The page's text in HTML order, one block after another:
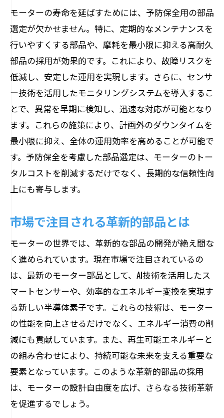
モーターの寿命を延ばすためには、予防保全用の部品
選定が欠かせません。特に、定期的なメンテナンスを
行いやすくする部品や、摩耗を最小限に抑える高耐久
部品の採用が効果的です。これにより、故障リスクを
低減し、安定した運用を実現します。さらに、センサ
ー技術を活用したモニタリングシステムを導入するこ
とで、異常を早期に検知し、迅速な対応が可能となり
ます。これらの施策により、計画外のダウンタイムを
最小限に抑え、全体の運用効率を高めることが可能で
す。予防保全を考慮した部品選定は、モーターのトー
タルコストを削減するだけでなく、長期的な信頼性向
上にも寄与します。
市場で注目される革新的部品とは
モーターの世界では、革新的な部品の開発が絶え間な
く進められています。現在市場で注目されているの
は、最新のモーター部品として、AI技術を活用したス
マートセンサーや、効率的なエネルギー変換を実現す
る新しい半導体素子です。これらの技術は、モーター
の性能を向上させるだけでなく、エネルギー消費の削
減にも貢献しています。また、再生可能エネルギーと
の組み合わせにより、持続可能な未来を支える重要な
要素となっています。このような革新的部品の採用
は、モーターの設計自由度を広げ、さらなる技術革新
を促進するでしょう。